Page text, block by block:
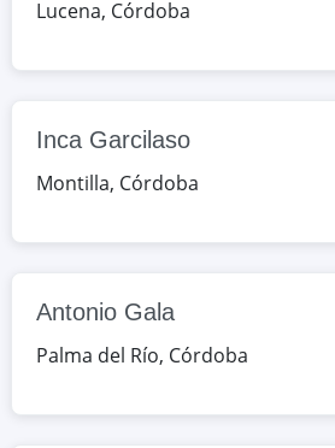
de la Paz, s/n, Palma del
Córdoba, España
Romero Robledo, 17,
Pueblonuevo, Córdoba,
Google Maps
Lucena, Córdoba
Inca Garcilaso
Montilla, Córdoba
Antonio Gala
Palma del Río, Córdoba